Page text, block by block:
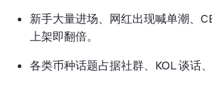
新手大量进场、网红出现喊单潮、
上架即翻倍。
各类币种话题占据社群、KOL 谈话、